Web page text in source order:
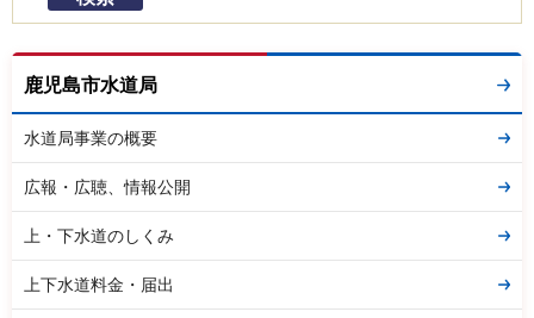
鹿児島市水道局
水道局事業の概要
広報・広聴、情報公開
上・下水道のしくみ
上下水道料金・届出